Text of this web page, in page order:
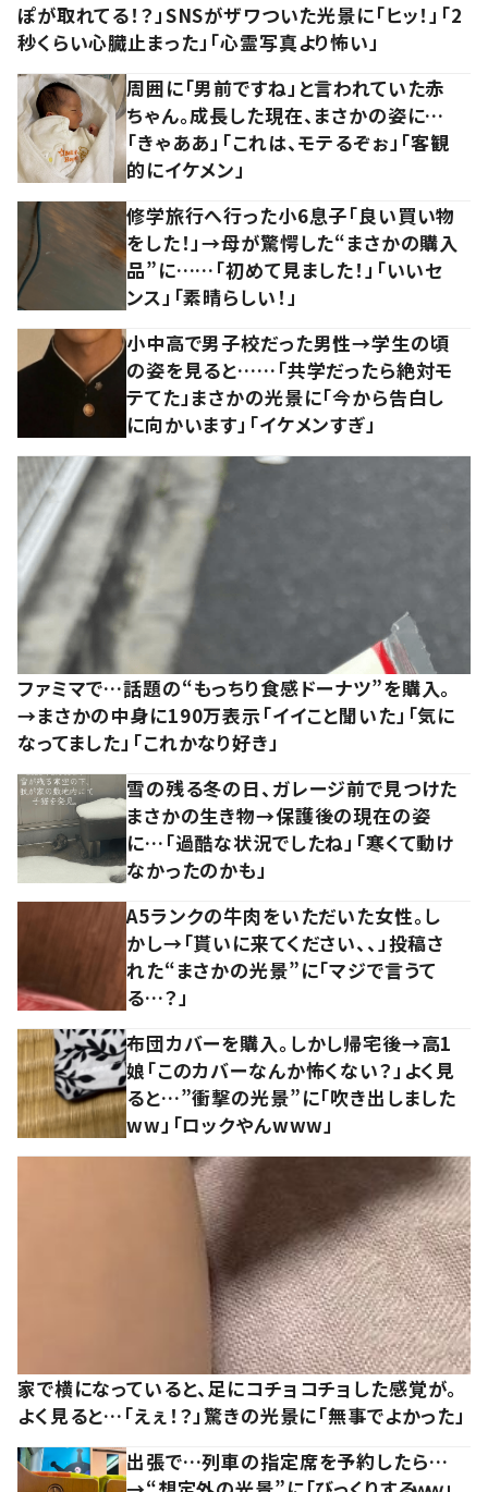
ぽが取れてる！？」SNSがザワついた光景に「ヒッ！」「2
秒くらい心臓止まった」「心霊写真より怖い」
周囲に「男前ですね」と言われていた赤
ちゃん。成長した現在、まさかの姿に…
「きゃああ」「これは、モテるぞぉ」「客観
的にイケメン」
修学旅行へ行った小6息子「良い買い物
をした！」→母が驚愕した“まさかの購入
品”に……「初めて見ました！」「いいセ
ンス」「素晴らしい！」
小中高で男子校だった男性→学生の頃
の姿を見ると……「共学だったら絶対モ
テてた」まさかの光景に「今から告白し
に向かいます」「イケメンすぎ」
ファミマで…話題の“もっちり食感ドーナツ”を購入。
→まさかの中身に190万表示「イイこと聞いた」「気に
なってました」「これかなり好き」
雪の残る冬の日、ガレージ前で見つけた
まさかの生き物→保護後の現在の姿
に…「過酷な状況でしたね」「寒くて動け
なかったのかも」
A5ランクの牛肉をいただいた女性。し
かし→「貰いに来てください、、」投稿さ
れた“まさかの光景”に「マジで言うて
る…？」
布団カバーを購入。しかし帰宅後→高1
娘「このカバーなんか怖くない？」よく見
ると…”衝撃の光景”に「吹き出しました
ww」「ロックやんwww」
家で横になっていると、足にコチョコチョした感覚が。
よく見ると…「えぇ！？」驚きの光景に「無事でよかった」
出張で…列車の指定席を予約したら…